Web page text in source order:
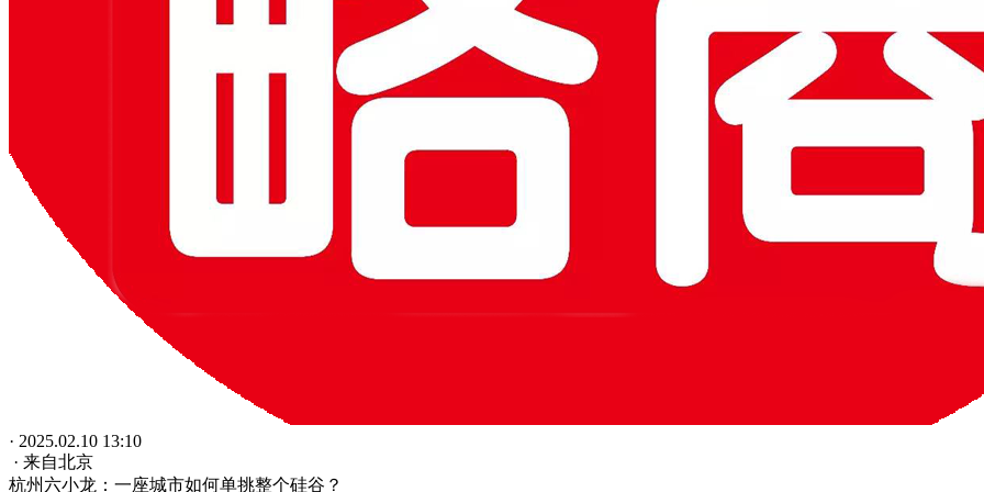
· 2025.02.10 13:10
· 来自北京
杭州六小龙：一座城市如何单挑整个硅谷？